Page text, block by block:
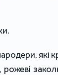
які
рожеві